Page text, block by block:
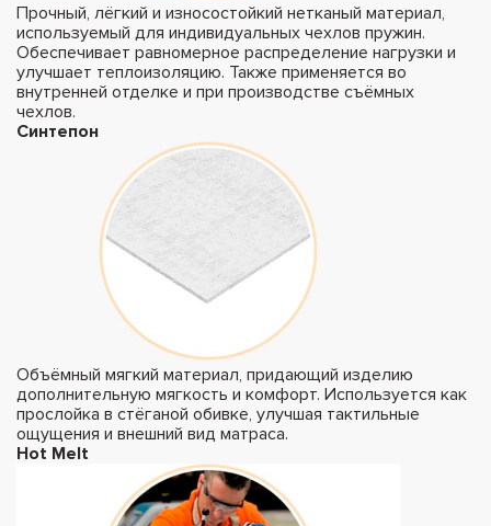
Прочный, лёгкий и износостойкий нетканый материал,
используемый для индивидуальных чехлов пружин.
Обеспечивает равномерное распределение нагрузки и
улучшает теплоизоляцию. Также применяется во
внутренней отделке и при производстве съёмных
чехлов.
Синтепон
Объёмный мягкий материал, придающий изделию
дополнительную мягкость и комфорт. Используется как
прослойка в стёганой обивке, улучшая тактильные
ощущения и внешний вид матраса.
Hot Melt